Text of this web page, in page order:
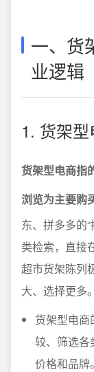
一、货
业逻辑
1. 货架
货架型电商指
浏览为主要购
东、拼多多的
类检索，直接
超市货架陈列
大、选择更多。
货架型电商
较、筛选各
价格和品牌。